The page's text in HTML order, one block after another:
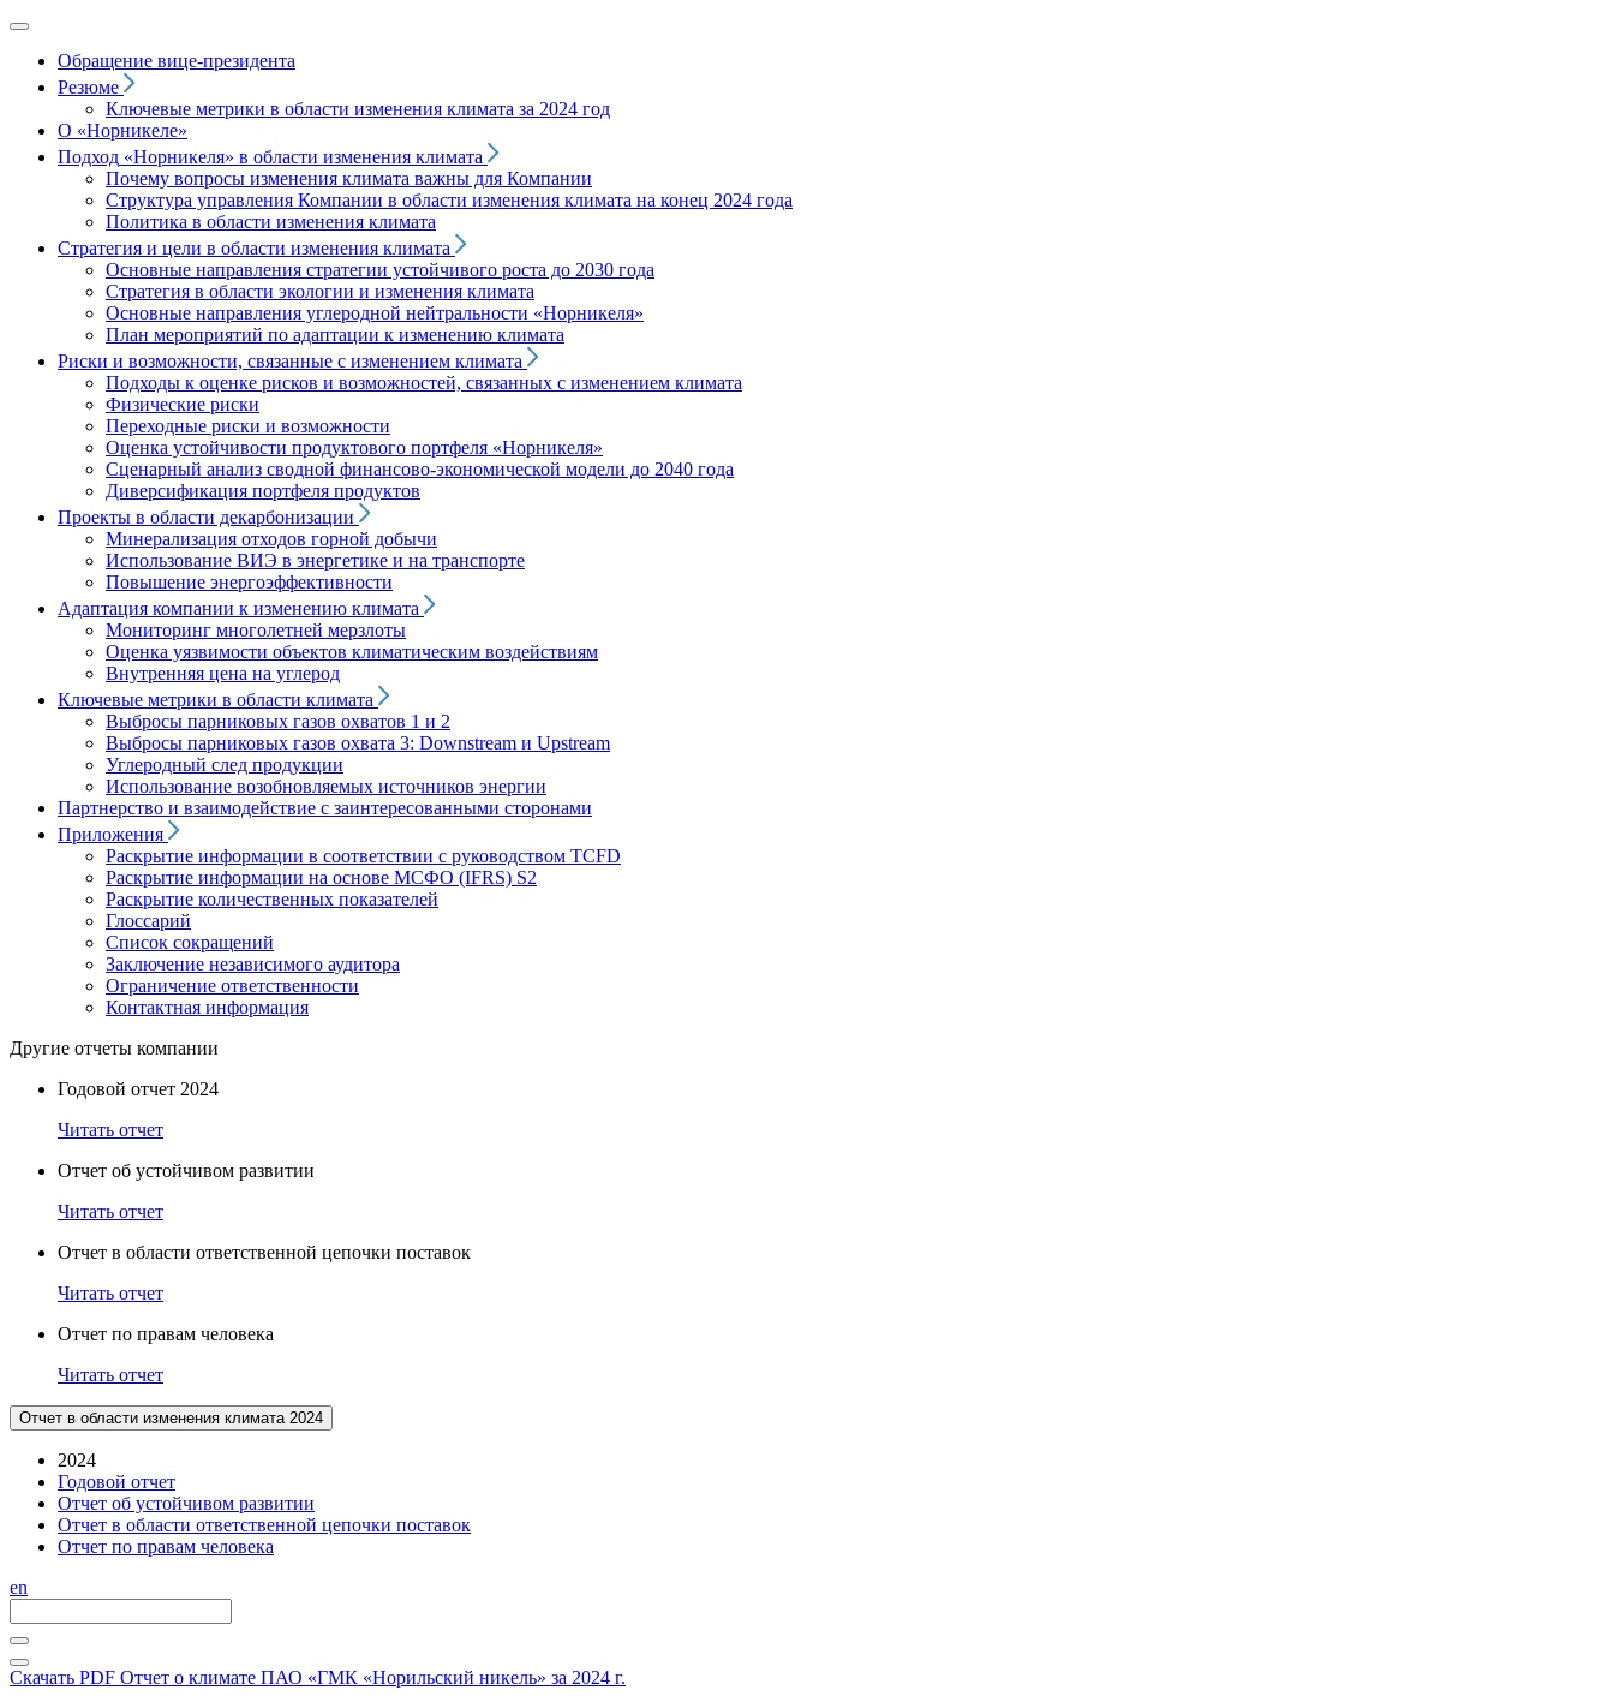
Обращение вице‑президента
Резюме
Ключевые метрики в области изменения климата за 2024 год
О «Норникеле»
Подход «Норникеля» в области изменения климата
Почему вопросы изменения климата важны для Компании
Структура управления Компании в области изменения климата на конец 2024 года
Политика в области изменения климата
Стратегия и цели в области изменения климата
Основные направления стратегии устойчивого роста до 2030 года
Стратегия в области экологии и изменения климата
Основные направления углеродной нейтральности «Норникеля»
План мероприятий по адаптации к изменению климата
Риски и возможности, связанные с изменением климата
Подходы к оценке рисков и возможностей, связанных с изменением климата
Физические риски
Переходные риски и возможности
Оценка устойчивости продуктового портфеля «Норникеля»
Сценарный анализ сводной финансово-экономической модели до 2040 года
Диверсификация портфеля продуктов
Проекты в области декарбонизации
Минерализация отходов горной добычи
Использование ВИЭ в энергетике и на транспорте
Повышение энергоэффективности
Адаптация компании к изменению климата
Мониторинг многолетней мерзлоты
Оценка уязвимости объектов климатическим воздействиям
Внутренняя цена на углерод
Ключевые метрики в области климата
Выбросы парниковых газов охватов 1 и 2
Выбросы парниковых газов охвата 3: Downstream и Upstream
Углеродный след продукции
Использование возобновляемых источников энергии
Партнерство и взаимодействие с заинтересованными сторонами
Приложения
Раскрытие информации в соответствии с руководством TCFD
Раскрытие информации на основе МСФО (IFRS) S2
Раскрытие количественных показателей
Глоссарий
Список сокращений
Заключение независимого аудитора
Ограничение ответственности
Контактная информация
Другие отчеты компании
Годовой отчет 2024
Читать отчет
Отчет об устойчивом развитии
Читать отчет
Отчет в области ответственной цепочки поставок
Читать отчет
Отчет по правам человека
Читать отчет
Отчет в области изменения климата 2024
2024
Годовой отчет
Отчет об устойчивом развитии
Отчет в области ответственной цепочки поставок
Отчет по правам человека
en
Скачать PDF Отчет о климате ПАО «ГМК «Норильский никель» за 2024 г.